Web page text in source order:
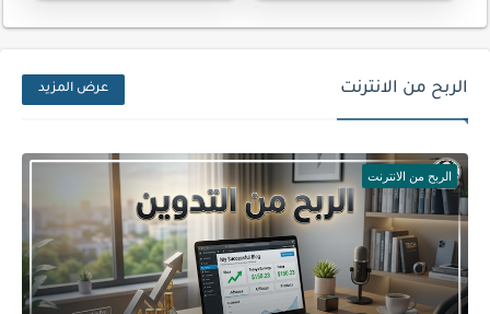
الربح من الانترنت عرض المزيد
الربح من الانترنت